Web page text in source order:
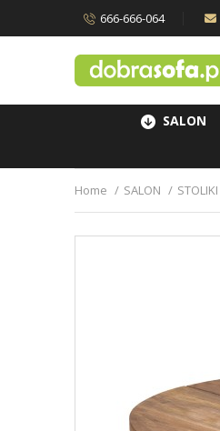
666-666-064
SALON
Home SALON STOLIKI